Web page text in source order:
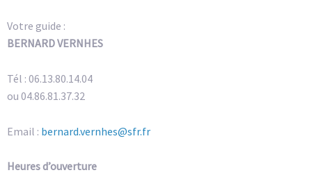
Votre guide :
BERNARD VERNHES
Tél : 06.13.80.14.04
ou 04.86.81.37.32
Email : bernard.vernhes@sfr.fr
Heures d’ouverture